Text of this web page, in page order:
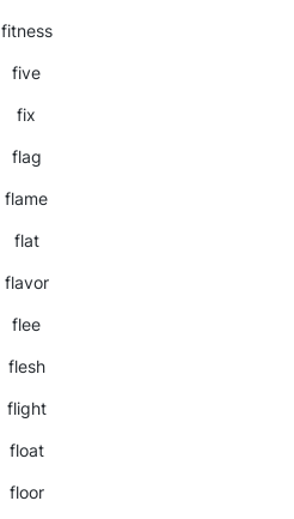
fitness
five
fix
flag
flame
flat
flavor
flee
flesh
flight
float
floor